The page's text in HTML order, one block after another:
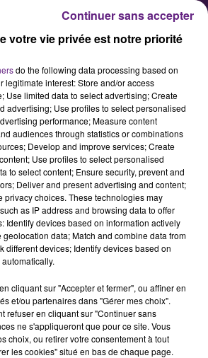
sang à Beaune : un
pour les fêtes
de votre temps
des vies : rendez-vous
demain
2024 à 11h43 par Léon Charpenay
votre vie privée est notre priorité
do the following data processing based on
legitimate interest: Store and/or access
Use limited data to select advertising; Create
advertising; Use profiles to select personalised
performance; Measure content
audiences through statistics or combinations
Develop and improve services; Create
Use profiles to select personalised
to select content; Ensure security, prevent and
Deliver and present advertising and content;
privacy choices. These technologies may
as IP address and browsing data to offer
Identify devices based on information actively
data; Match and combine data from
different devices; Identify devices based on
cliquant sur "Accepter et fermer", ou affiner en
et/ou partenaires dans "Gérer mes choix".
refuser en cliquant sur "Continuer sans
ne s'appliqueront que pour ce site. Vous
choix, ou retirer votre consentement à tout
les cookies" situé en bas de chaque page.
Continuer sans accepter